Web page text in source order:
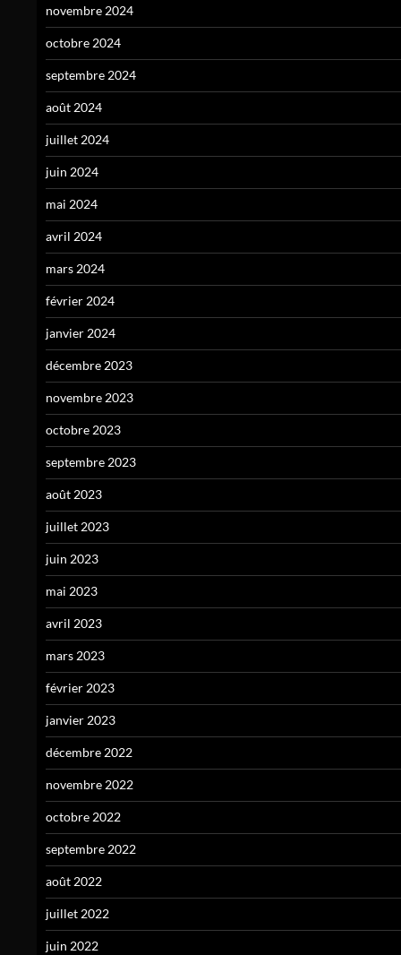
novembre 2024
octobre 2024
septembre 2024
août 2024
juillet 2024
juin 2024
mai 2024
avril 2024
mars 2024
février 2024
janvier 2024
décembre 2023
novembre 2023
octobre 2023
septembre 2023
août 2023
juillet 2023
juin 2023
mai 2023
avril 2023
mars 2023
février 2023
janvier 2023
décembre 2022
novembre 2022
octobre 2022
septembre 2022
août 2022
juillet 2022
juin 2022